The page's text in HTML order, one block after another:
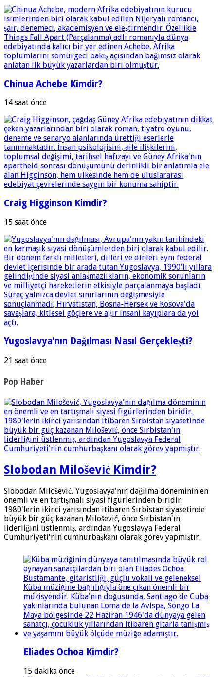
Chinua Achebe Kimdir?
14 saat önce
Craig Higginson Kimdir?
15 saat önce
Yugoslavya’nın Dağılması Nasıl Gerçekleşti?
21 saat önce
Pop Haber
Slobodan Milošević Kimdir?
Slobodan Milošević, Yugoslavya'nın dağılma döneminin en
önemli ve en tartışmalı siyasi figürlerinden biridir.
1980'lerin ikinci yarısından itibaren Sırbistan siyasetinde
büyük bir güç kazanan Milošević, önce Sırbistan'ın
liderliğini üstlenmiş, ardından Yugoslavya Federal
Cumhuriyeti'nin cumhurbaşkanı olarak görev yapmıştır.
Eliades Ochoa Kimdir?
15 dakika önce